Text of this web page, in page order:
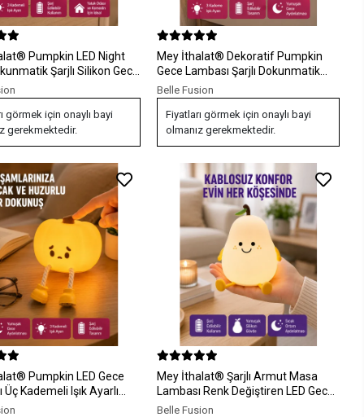
Pumpkin LED Night
Şarjlı Silikon Gece
Nesil
görmek için onaylı bayi
gerekmektedir.
Mey İthalat® Dekoratif Pumpkin
Gece Lambası Şarjlı Dokunmatik
LED Işık Yeni Nesil
Belle Fusion
Fiyatları görmek için onaylı bayi
olmanız gerekmektedir.
Pumpkin LED Gece
Üç Kademeli Işık Ayarlı
Mey İthalat® Şarjlı Armut Masa
Lambası Renk Değiştiren LED Gece
Işığı
Belle Fusion